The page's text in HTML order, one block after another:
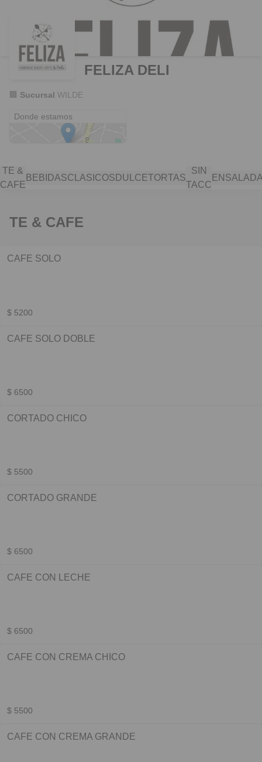
FELIZA DELI
🏢 Sucursal WILDE
Donde estamos
TE &
CAFE
BEBIDASCLASICOS DULCETORTAS
SIN
TACC
TE & CAFE
CAFE SOLO
$ 5200
CAFE SOLO DOBLE
$ 6500
CORTADO CHICO
$ 5500
CORTADO GRANDE
$ 6500
CAFE CON LECHE
$ 6500
CAFE CON CREMA CHICO
$ 5500
CAFE CON CREMA GRANDE